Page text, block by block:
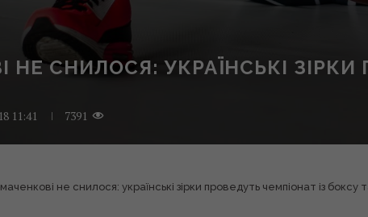
НЕ СНИЛОСЯ: УКРАЇНСЬКІ
11:41 7391
не снилося: українські зірки проведуть чемпіонат із боксу